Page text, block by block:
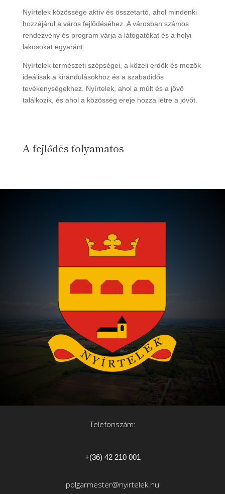
Nyírtelek közössége aktív és összetartó, ahol mindenki
hozzájárul a város fejlődéséhez. A városban számos
rendezvény és program várja a látogatókat és a helyi
lakosokat egyaránt.
Nyírtelek természeti szépségei, a közeli erdők és mezők
ideálisak a kirándulásokhoz és a szabadidős
tevékenységekhez. Nyírtelek, ahol a múlt és a jövő
találkozik, és ahol a közösség ereje hozza létre a jövőt.
A fejlődés folyamatos
Telefonszám:
+(36) 42 210 001
polgarmester@nyirtelek.hu